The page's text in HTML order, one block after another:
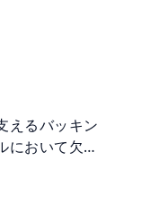
えるバッキン
において欠か
ように誕生し